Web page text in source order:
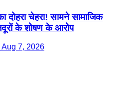
चेहरा! सामने सामाजिक
के शोषण के आरोप
7, 2026